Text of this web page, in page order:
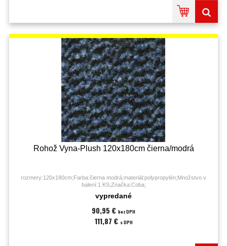
Rohož Vyna-Plush 120x180cm čierna/modrá
rozmery:120x180cm;Farba:čierna modrá;materiál:polypropylén;Množstvo v
balení:1 KS;Značka:Coba;
vypredané
90,95 € bez DPH
111,87 € s DPH